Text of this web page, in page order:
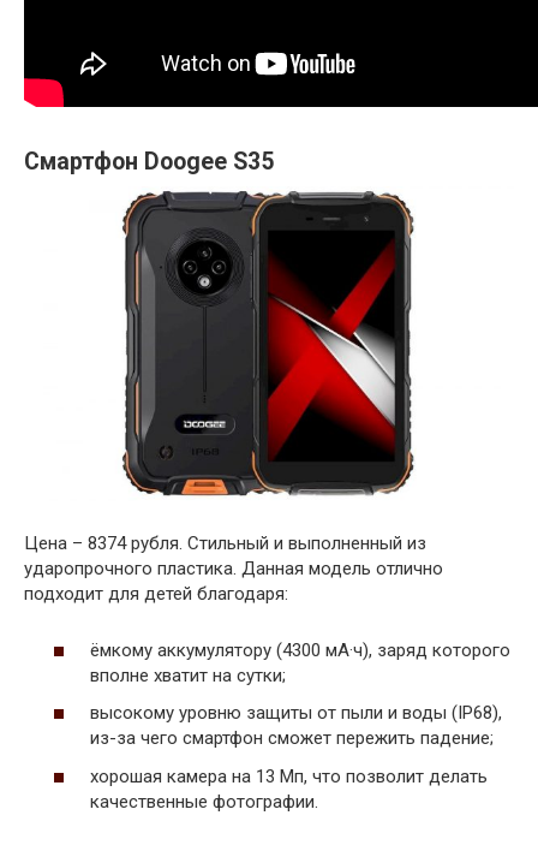
Смартфон Doogee S35
Цена – 8374 рубля. Стильный и выполненный из
ударопрочного пластика. Данная модель отлично
подходит для детей благодаря:
ёмкому аккумулятору (4300 мА·ч), заряд которого
вполне хватит на сутки;
высокому уровню защиты от пыли и воды (IP68),
из-за чего смартфон сможет пережить падение;
хорошая камера на 13 Мп, что позволит делать
качественные фотографии.